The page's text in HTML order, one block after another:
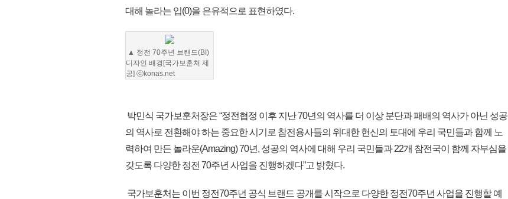
대해 놀라는 입(0)을 은유적으로 표현하였다.
▲ 정전 70주년 브랜드(BI)
디자인 배경[국가보훈처 제
공] ⓒkonas.net
박민식 국가보훈처장은 “정전협정 이후 지난 70년의 역사를 더 이상 분단과 패배의 역사가 아닌 성공
의 역사로 전환해야 하는 중요한 시기로 참전용사들의 위대한 헌신의 토대에 우리 국민들과 함께 노
력하여 만든 놀라운(Amazing) 70년, 성공의 역사에 대해 우리 국민들과 22개 참전국이 함께 자부심을
갖도록 다양한 정전 70주년 사업을 진행하겠다”고 밝혔다.
국가보훈처는 이번 정전70주년 공식 브랜드 공개를 시작으로 다양한 정전70주년 사업을 진행할 예